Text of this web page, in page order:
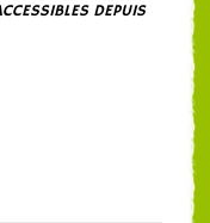
DEPUIS